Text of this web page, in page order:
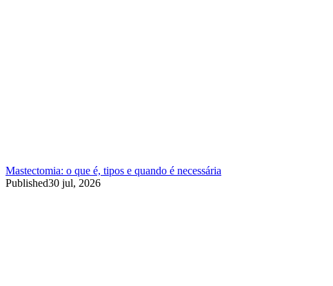
Mastectomia: o que é, tipos e quando é necessária
Published30 jul, 2026